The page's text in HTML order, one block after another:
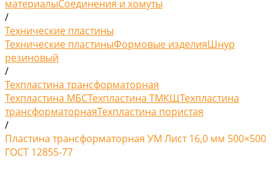
материалыСоединения и хомуты
/
Технические пластины
Технические пластиныФормовые изделияШнур
резиновый
/
Техпластина трансформаторная
Техпластина МБСТехпластина ТМКЩТехпластина
трансформаторнаяТехпластина пористая
/
Пластина трансформаторная УМ Лист 16,0 мм 500×500
ГОСТ 12855-77